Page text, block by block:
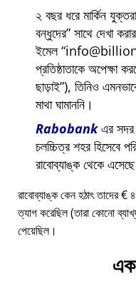
২ বছর ধরে মার্কিন
বন্ধুদের সাথে দেখা
ইমেল
প্রতিষ্ঠাতাকে অপেক্ষা
ছাড়াই ), তিনিও
মাথা ঘামাননি।
Rabobankএর সদর
চলচ্চিত্র শহর হিসেবে
রাবোব্যাঙ্ক থেকে
রাবোব্যাঙ্ক কেন হঠাৎ তাদের
ত্যাগ করেছিল (তারা কোনো
পেয়েছিল।